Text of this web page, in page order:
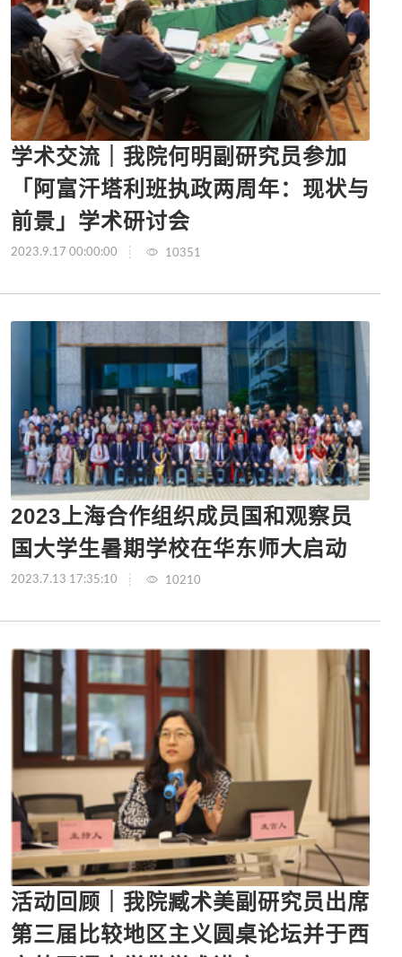
学术交流｜我院何明副研究员参加
「阿富汗塔利班执政两周年：现状与
前景」学术研讨会
2023.9.17 00:00:00 10351
2023上海合作组织成员国和观察员
国大学生暑期学校在华东师大启动
2023.7.13 17:35:10 10210
活动回顾｜我院臧术美副研究员出席
第三届比较地区主义圆桌论坛并于西